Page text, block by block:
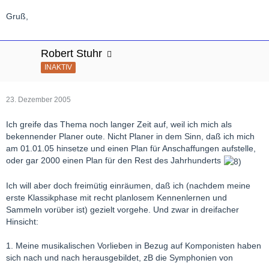
Gruß,
Robert Stuhr
INAKTIV
23. Dezember 2005
Ich greife das Thema noch langer Zeit auf, weil ich mich als
bekennender Planer oute. Nicht Planer in dem Sinn, daß ich mich
am 01.01.05 hinsetze und einen Plan für Anschaffungen aufstelle,
oder gar 2000 einen Plan für den Rest des Jahrhunderts
Ich will aber doch freimütig einräumen, daß ich (nachdem meine
erste Klassikphase mit recht planlosem Kennenlernen und
Sammeln vorüber ist) gezielt vorgehe. Und zwar in dreifacher
Hinsicht:
1. Meine musikalischen Vorlieben in Bezug auf Komponisten haben
sich nach und nach herausgebildet, zB die Symphonien von